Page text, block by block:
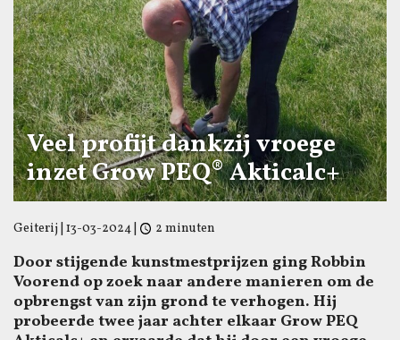
Veel profijt dankzij vroege
inzet Grow PEQ® Akticalc+
Geiterij 13-03-2024 2 minuten
Door stijgende kunstmestprijzen ging Robbin
Voorend op zoek naar andere manieren om de
opbrengst van zijn grond te verhogen. Hij
probeerde twee jaar achter elkaar Grow PEQ